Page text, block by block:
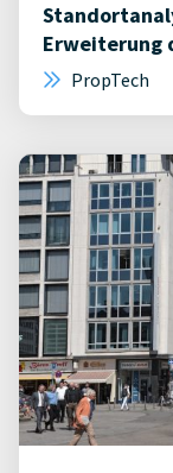
Erweiterung
PropTech